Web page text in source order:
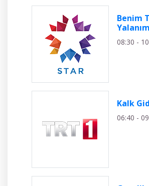
Benim
Yalanım
08:30 -
Kalk
06:40 -